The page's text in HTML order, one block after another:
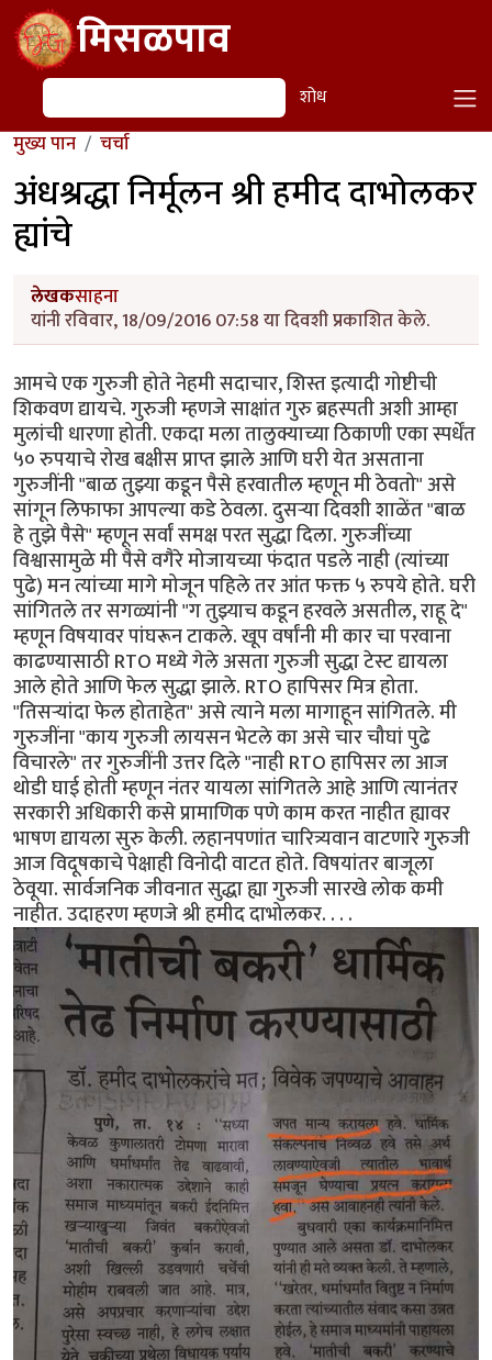
Skip to main contentमिसळपाव
शोध शोध
मुख्य पान चर्चा
अंधश्रद्धा निर्मूलन श्री हमीद दाभोलकर
ह्यांचे
लेखकसाहना
यांनी रविवार, 18/09/2016 07:58 या दिवशी प्रकाशित केले.
आमचे एक गुरुजी होते नेहमी सदाचार, शिस्त इत्यादी गोष्टीची
शिकवण द्यायचे. गुरुजी म्हणजे साक्षांत गुरु ब्रहस्पती अशी आम्हा
मुलांची धारणा होती. एकदा मला तालुक्याच्या ठिकाणी एका स्पर्धेंत
५० रुपयाचे रोख बक्षीस प्राप्त झाले आणि घरी येत असताना
गुरुजींनी "बाळ तुझ्या कडून पैसे हरवातील म्हणून मी ठेवतो" असे
सांगून लिफाफा आपल्या कडे ठेवला. दुसऱ्या दिवशी शाळेंत "बाळ
हे तुझे पैसे" म्हणून सर्वां समक्ष परत सुद्धा दिला. गुरुजींच्या
विश्वासामुळे मी पैसे वगैरे मोजायच्या फंदात पडले नाही (त्यांच्या
पुढे) मन त्यांच्या मागे मोजून पहिले तर आंत फक्त ५ रुपये होते. घरी
सांगितले तर सगळ्यांनी "ग तुझ्याच कडून हरवले असतील, राहू दे"
म्हणून विषयावर पांघरून टाकले. खूप वर्षांनी मी कार चा परवाना
काढण्यासाठी RTO मध्ये गेले असता गुरुजी सुद्धा टेस्ट द्यायला
आले होते आणि फेल सुद्धा झाले. RTO हापिसर मित्र होता.
"तिसऱ्यांदा फेल होताहेत" असे त्याने मला मागाहून सांगितले. मी
गुरुजींना "काय गुरुजी लायसन भेटले का असे चार चौघां पुढे
विचारले" तर गुरुजींनी उत्तर दिले "नाही RTO हापिसर ला आज
थोडी घाई होती म्हणून नंतर यायला सांगितले आहे आणि त्यानंतर
सरकारी अधिकारी कसे प्रामाणिक पणे काम करत नाहीत ह्यावर
भाषण द्यायला सुरु केली. लहानपणांत चारित्र्यवान वाटणारे गुरुजी
आज विदूषकाचे पेक्षाही विनोदी वाटत होते. विषयांतर बाजूला
ठेवूया. सार्वजनिक जीवनात सुद्धा ह्या गुरुजी सारखे लोक कमी
नाहीत. उदाहरण म्हणजे श्री हमीद दाभोलकर. . . .